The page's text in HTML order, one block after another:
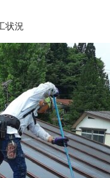
状況